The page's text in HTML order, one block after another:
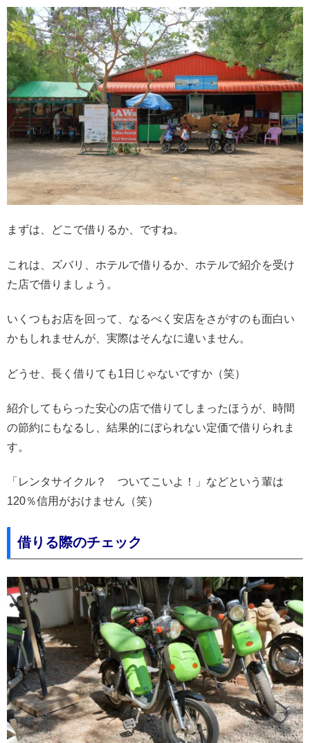
まずは、どこで借りるか、ですね。
これは、ズバリ、ホテルで借りるか、ホテルで紹介を受け
た店で借りましょう。
いくつもお店を回って、なるべく安店をさがすのも面白い
かもしれませんが、実際はそんなに違いません。
どうせ、長く借りても1日じゃないですか（笑）
紹介してもらった安心の店で借りてしまったほうが、時間
の節約にもなるし、結果的にぼられない定価で借りられま
す。
「レンタサイクル？ ついてこいよ！」などという輩は
120％信用がおけません（笑）
借りる際のチェック